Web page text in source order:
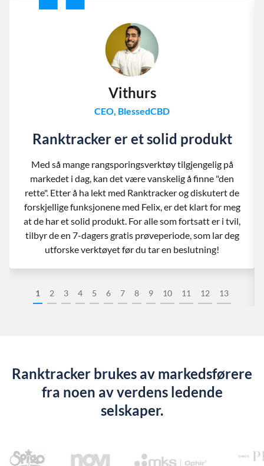
1 2 3 4 5 6 7 8 9 10 11 12 13
Vithurs
CEO, BlessedCBD
Ranktracker er et solid produkt
Med så mange rangsporingsverktøy tilgjengelig på
markedet i dag, kan det være vanskelig å finne "den
rette". Etter å ha lekt med Ranktracker og diskutert de
forskjellige funksjonene med Felix, er det klart for meg
at de har et solid produkt. For alle som fortsatt er i tvil,
tilbyr de en 7-dagers gratis prøveperiode, som lar deg
utforske verktøyet før du tar en beslutning!
Ranktracker brukes av markedsførere
fra noen av verdens ledende
selskaper.